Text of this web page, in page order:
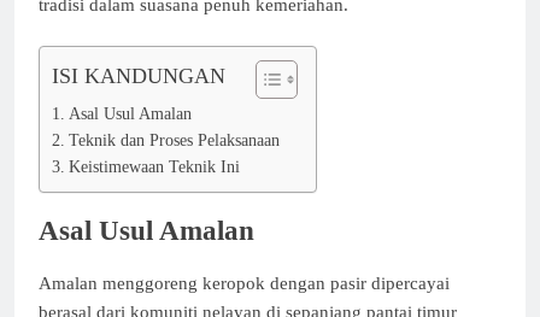
tradisi dalam suasana penuh kemeriahan.
ISI KANDUNGAN
Asal Usul Amalan
Teknik dan Proses Pelaksanaan
Keistimewaan Teknik Ini
Asal Usul Amalan
Amalan menggoreng keropok dengan pasir dipercayai
berasal dari komuniti nelayan di sepanjang pantai timur